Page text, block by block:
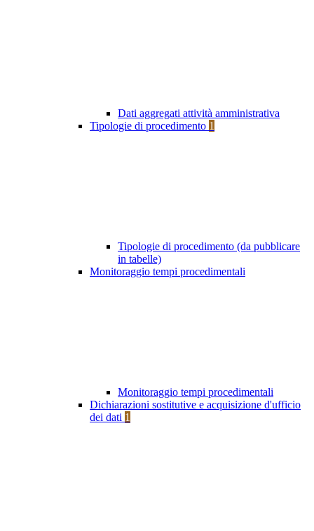
Dati aggregati attività amministrativa
Tipologie di procedimento 1
Tipologie di procedimento (da pubblicare
in tabelle)
Monitoraggio tempi procedimentali
Monitoraggio tempi procedimentali
Dichiarazioni sostitutive e acquisizione d'ufficio
dei dati 1